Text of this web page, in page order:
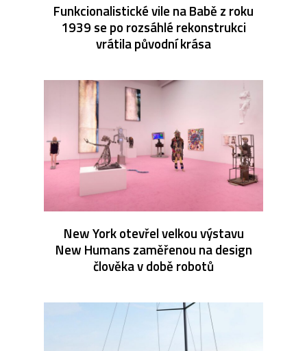
Funkcionalistické vile na Babě z roku
1939 se po rozsáhlé rekonstrukci
vrátila původní krása
New York otevřel velkou výstavu
New Humans zaměřenou na design
člověka v době robotů